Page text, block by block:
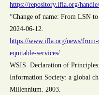
https://repository.ifla.org/
“Change of name: From LSN
2024-06-12.
https://www.ifla.org/news/from-
equitable-services/
WSIS. Declaration of
Information Society: a global
Millennium. 2003.